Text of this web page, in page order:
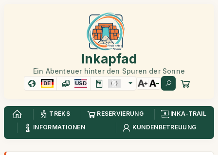
Inkapfad
Ein Abenteuer hinter den Spuren der Sonne
DE USD
TREKS RESERVIERUNG
INKA-TRAIL
INFORMATIONEN
KUNDENBETREUUNG